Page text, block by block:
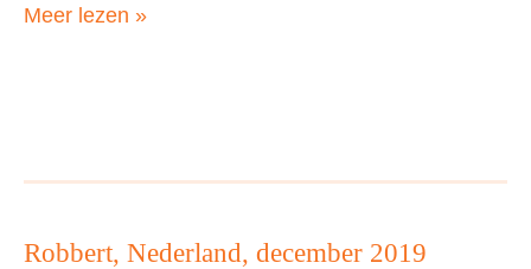
Peter,
Meer lezen »
Robbert, Nederland, december 2019